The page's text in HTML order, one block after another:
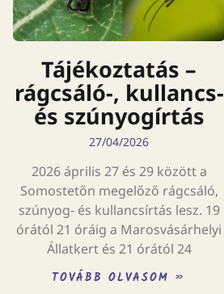
Tájékoztatás –
rágcsáló-, kullancs-
és szúnyogírtás
27/04/2026
2026 április 27 és 29 között a
Somostetőn megelőző rágcsáló,
szúnyog- és kullancsírtás lesz. 19
órától 21 óráig a Marosvásárhelyi
Állatkert és 21 órától 24
TOVÁBB OLVASOM »